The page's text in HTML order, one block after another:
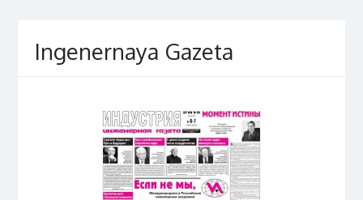
Ingenernaya Gazeta